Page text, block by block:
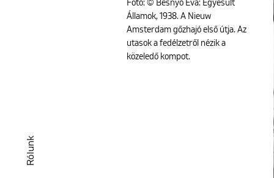
Rólunk
Fotó: © Besnyő Éva: Egyesült
Államok, 1938. A Nieuw
Amsterdam gőzhajó első útja. Az
utasok a fedélzetről nézik a
közeledő kompot.